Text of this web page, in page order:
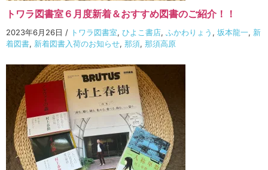
トワラ図書室６月度新着＆おすすめ図書のご紹介！！
2023年6月26日 / トワラ図書室, ひよこ書店, ふかわりょう , 坂本龍一, 新
着図書, 新着図書入荷のお知らせ, 那須, 那須高原